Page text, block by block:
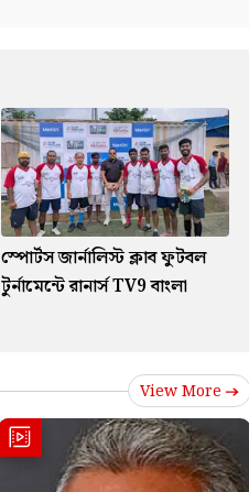
স্পোর্টস জার্নালিস্ট ক্লাব ফুটবল
টুর্নামেন্টে রানার্স TV9 বাংলা
View More